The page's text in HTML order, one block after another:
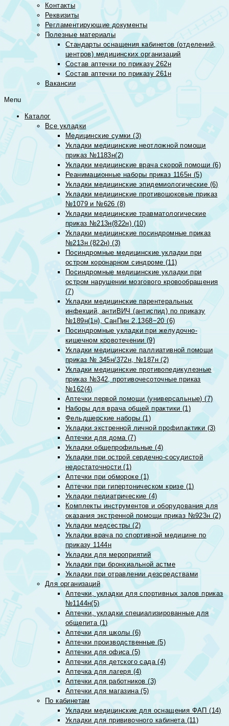
Контакты
Реквизиты
Регламентирующие документы
Полезные материалы
Стандарты оснащения кабинетов (отделений,
центров) медицинских организаций
Состав аптечки по приказу 262н
Состав аптечки по приказу 261н
Вакансии
Menu
Каталог
Все укладки
Медицинские сумки (3)
Укладки медицинские неотложной помощи
приказ №1183н(2)
Укладки медицинские врача скорой помощи (6)
Реанимационные наборы приказ 1165н (5)
Укладки медицинские эпидемиологические (6)
Укладки медицинские противошоковые приказ
№1079 и №626 (8)
Укладки медицинские травматологические
приказ №213н(822н) (10)
Укладки медицинские посиндромные приказ
№213н (822н) (3)
Посиндромные медицинские укладки при
остром коронарном синдроме (11)
Посиндромные медицинские укладки при
остром нарушении мозгового кровообращения
(7)
Укладки медицинские парентеральных
инфекций, антиВИЧ (антиспид) по приказу
№189н(1н), СанПин 2.1368−20 (6)
Посиндромные укладки при желудочно-
кишечном кровотечении (9)
Укладки медицинские паллиативной помощи
приказ № 345н/372н, №187н (2)
Укладки медицинские противопедикулезные
приказ №342, противочесоточные приказ
№162(4)
Аптечки первой помощи (универсальные) (7)
Наборы для врача общей практики (1)
Фельдшерские наборы (1)
Укладки экстренной личной профилактики (3)
Аптечки для дома (7)
Укладки общепрофильные (4)
Укладки при острой сердечно-сосудистой
недостаточности (1)
Аптечки при обмороке (1)
Аптечки при гипертоническом кризе (1)
Укладки педиатрические (4)
Комплекты инструментов и оборудования для
оказания экстренной помощи приказ №923н (2)
Укладки медсестры (2)
Укладки врача по спортивной медицине по
приказу 1144н
Укладки для мероприятий
Укладки при бронхиальной астме
Укладки при отравлении дезсредствами
Для организаций
Аптечки, укладки для спортивных залов приказ
№1144н(5)
Аптечки, укладки специализированные для
общепита (1)
Аптечки для школы (6)
Аптечки производственные (5)
Аптечки для офиса (5)
Аптечки для детского сада (4)
Аптечка для лагеря (4)
Аптечки для работников (3)
Аптечки для магазина (5)
По кабинетам
Укладки медицинские для оснащения ФАП (14)
Укладки для прививочного кабинета (11)